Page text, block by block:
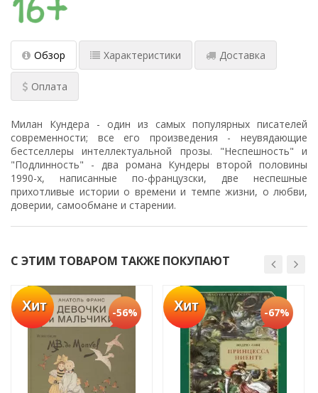
Обзор Характеристики Доставка
Оплата
Милан Кундера - один из самых популярных писателей
современности; все его произведения - неувядающие
бестселлеры интеллектуальной прозы. "Неспешность" и
"Подлинность" - два романа Кундеры второй половины
1990-х, написанные по-французски, две неспешные
прихотливые истории о времени и темпе жизни, о любви,
доверии, самообмане и старении.
С ЭТИМ ТОВАРОМ ТАКЖЕ ПОКУПАЮТ
Хит -56% Хит -67%